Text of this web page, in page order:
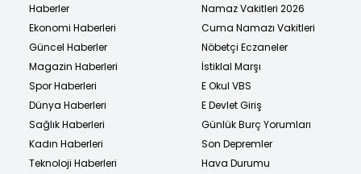
Haberler
Ekonomi Haberleri
Güncel Haberler
Magazin Haberleri
Spor Haberleri
Dünya Haberleri
Sağlık Haberleri
Kadın Haberleri
Teknoloji Haberleri
Namaz Vakitleri 2026
Cuma Namazı Vakitleri
Nöbetçi Eczaneler
İstiklal Marşı
E Okul VBS
E Devlet Giriş
Günlük Burç Yorumları
Son Depremler
Hava Durumu